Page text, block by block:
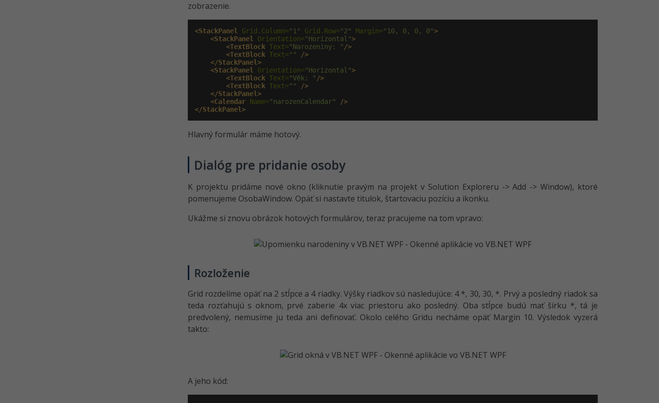
zobrazenie.
<StackPanel Grid.Column="1" Grid.Row="2" Margin="10, 0, 0, 0">
<StackPanel
Orientation="Horizontal">
<TextBlock Text="Narozeniny: " />
<TextBlock Text=""
/>
</StackPanel>
<StackPanel
Orientation="Horizontal">
<TextBlock Text="Věk: " />
<TextBlock Text=""
/>
</StackPanel>
<Calendar Name="narozenCalendar"
/>
</StackPanel>
Hlavný formulár máme hotový.
Dialóg pre pridanie osoby
K projektu pridáme nové okno (kliknutie pravým na projekt v Solution Exploreru -> Add -> Window), ktoré
pomenujeme OsobaWindow. Opäť si nastavte titulok, štartovaciu pozíciu a ikonku.
Ukážme si znovu obrázok hotových formulárov, teraz pracujeme na tom vpravo:
Rozloženie
Grid rozdelíme opäť na 2 stĺpce a 4 riadky. Výšky riadkov sú nasledujúce: 4 *, 30, 30, *. Prvý a posledný riadok sa
teda rozťahujú s oknom, prvé zaberie 4x viac priestoru ako posledný. Oba stĺpce budú mať šírku *, tá je
predvolený, nemusíme ju teda ani definovať. Okolo celého Gridu necháme opäť Margin 10. Výsledok vyzerá
takto:
A jeho kód: